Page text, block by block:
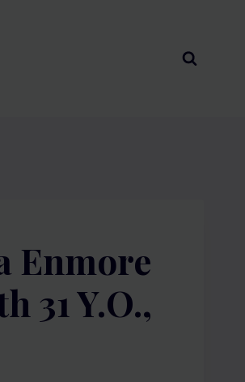
Enmore
31 Y.O.,